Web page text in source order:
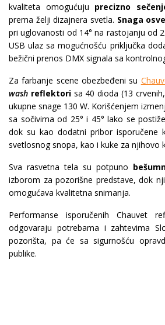
kvaliteta omogućuju precizno
prema želji dizajnera svetla. Snaga
pri uglovanosti od 14° na rastojanju od
USB ulaz sa mogućnošću priključka
bežični prenos DMX signala sa
Za farbanje scene obezbeđeni su
wash reflektorisa 40 dioda (13
ukupne snage 130 W. Korišćenjem
sa sočivima od 25° i 45° lako se
dok su kao dodatni pribor isporučene
svetlosnog snopa, kao i kuke za njihovo
Sva rasvetna tela su potpuno
izborom za pozorišne predstave, dok
omogućava kvalitetna snimanja.
Performanse isporučenih Chauvet
odgovaraju potrebama i zahtevima
pozorišta, pa će sa sigurnošću
publike.